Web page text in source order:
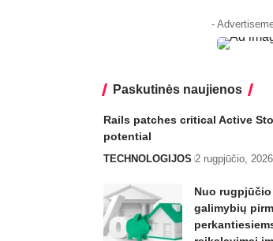
-
Paskutinės naujienos
Rails patches critical Active
potential
TECHNOLOGIJOS 2 rugpjūčio, 2026
Nuo
galimybių